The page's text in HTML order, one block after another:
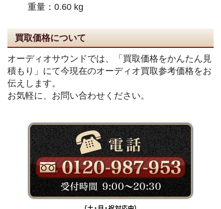
重量：0.60 kg
買取価格について
オーディオサウンドでは、「買取価格をかんたん見
積もり」にて今現在のオーディオ買取参考価格をお
伝えします。
お気軽に、お問い合わせください。